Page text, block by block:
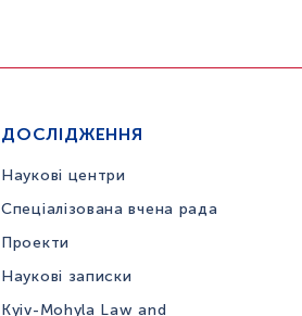
ДОСЛІДЖЕННЯ
Наукові центри
Спеціалізована вчена рада
Проекти
Наукові записки
Kyiv-Mohyla Law and